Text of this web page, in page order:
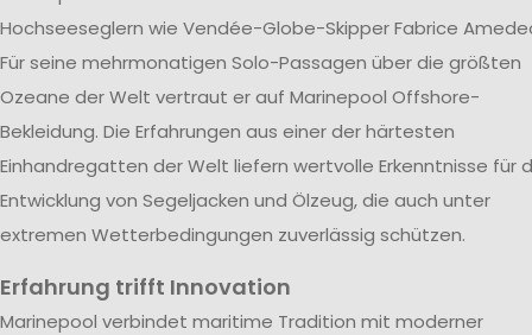
Hochseeseglern wie Vendée-Globe-Skipper Fabrice
Für seine mehrmonatigen Solo-Passagen über die größten
Ozeane der Welt vertraut er auf Marinepool Offshore-
Bekleidung. Die Erfahrungen aus einer der härtesten
Einhandregatten der Welt liefern wertvolle Erkenntnisse für
Entwicklung von Segeljacken und Ölzeug, die auch unter
extremen Wetterbedingungen zuverlässig schützen.
Erfahrung trifft Innovation
Marinepool verbindet maritime Tradition mit moderner